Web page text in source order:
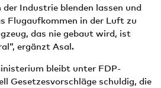
der Industrie blenden lassen und
Flugaufkommen in der Luft zu
das nie gebaut wird, ist
ergänzt Asal.
bleibt unter FDP-
Gesetzesvorschläge schuldig, die